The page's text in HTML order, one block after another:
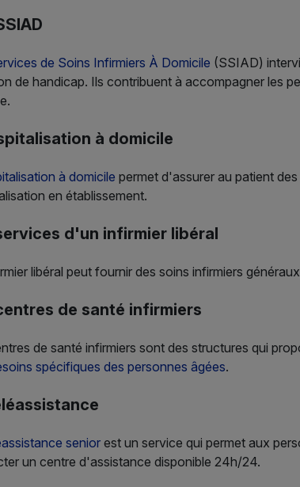
de Soins Infirmiers À Domicile (SSIAD)
de handicap. Ils contribuent à accompagner les
à domicile
à domicile permet d'assurer au patient
en établissement.
d'un infirmier libéral
libéral peut fournir des soins infirmiers
de santé infirmiers
de santé infirmiers sont des structures qui
spécifiques des personnes âgées.
senior est un service qui permet aux
un centre d'assistance disponible 24h/24.